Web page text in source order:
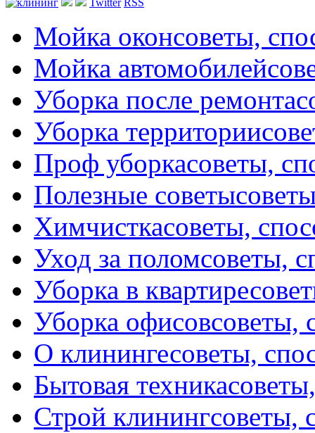
Twitter RSS
Мойка оконсоветы,
Мойка автомобилей
Уборка после ремонта
Уборка территории
Проф уборкасоветы,
Полезные советы
Химчисткасоветы,
Уход за поломсоветы,
Уборка в квартире
Уборка офисовсоветы,
О клинингесоветы,
Бытовая техника
Строй клинингсоветы,